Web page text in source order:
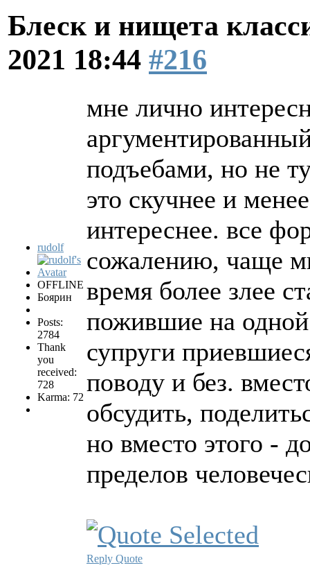
Блеск и нищета
2021 18:44 #216
rudolf
OFFLINE
Боярин
Posts:
2784
Thank
you
received:
728
Karma: 72
мне лично
подъебами, но не
это скучнее и
интереснее. все
сожалению, чаще
время более злее
пожившие на одной
супруги
поводу и без.
обсудить,
но вместо этого -
пределов
Reply Quote